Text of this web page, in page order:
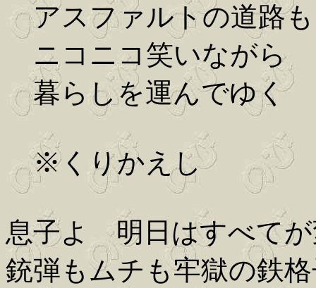
アスファルトの道路も
ニコニコ笑いながら
暮らしを運んでゆく
※くりかえし
息子よ 明日はすべて
銃弾もムチも牢獄の鉄